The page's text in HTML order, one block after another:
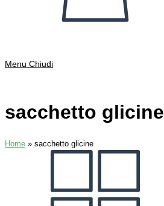
Menu Chiudi
sacchetto glicine
Home » sacchetto glicine